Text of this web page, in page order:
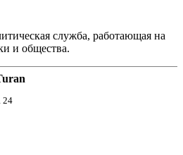
служба, работающая на
и общества.
24